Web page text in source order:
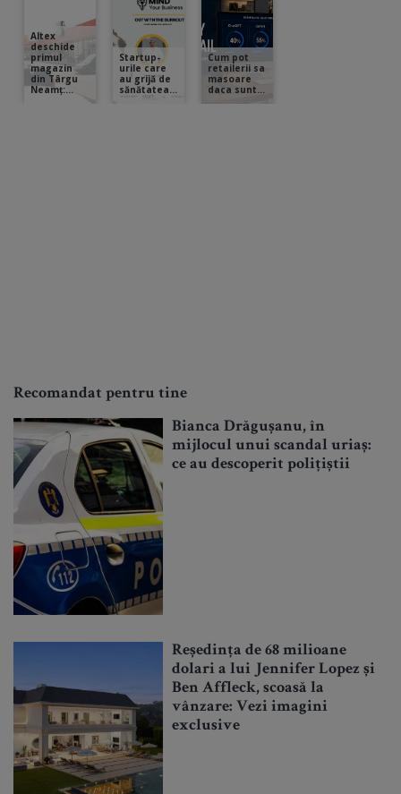
Recomandat pentru tine
Bianca Drăgușanu, în
mijlocul unui scandal uriaș:
ce au descoperit polițiștii
Reședința de 68 milioane
dolari a lui Jennifer Lopez și
Ben Affleck, scoasă la
vânzare: Vezi imagini
exclusive